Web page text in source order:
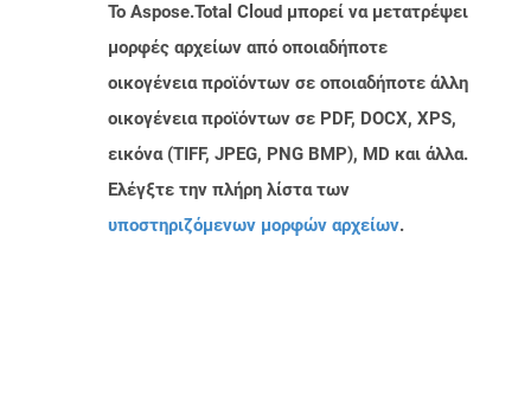
Το Aspose.Total Cloud μπορεί να μετατρέψει
μορφές αρχείων από οποιαδήποτε
οικογένεια προϊόντων σε οποιαδήποτε άλλη
οικογένεια προϊόντων σε PDF, DOCX, XPS,
εικόνα (TIFF, JPEG, PNG BMP), MD και άλλα.
Ελέγξτε την πλήρη λίστα των
υποστηριζόμενων μορφών αρχείων.